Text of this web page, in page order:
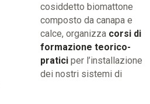
cosiddetto biomattone
composto da canapa e
calce, organizza corsi di
formazione teorico-
pratici per l’installazione
dei nostri sistemi di